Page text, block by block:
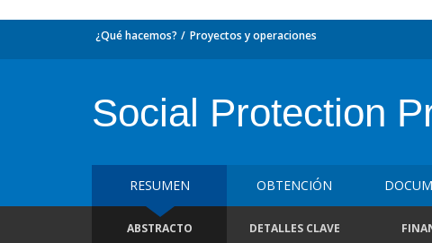
¿Qué hacemos? Proyectos y operaciones
Social Protection
RESUMEN OBTENCIÓN
ABSTRACTO DETALLES CLAVE